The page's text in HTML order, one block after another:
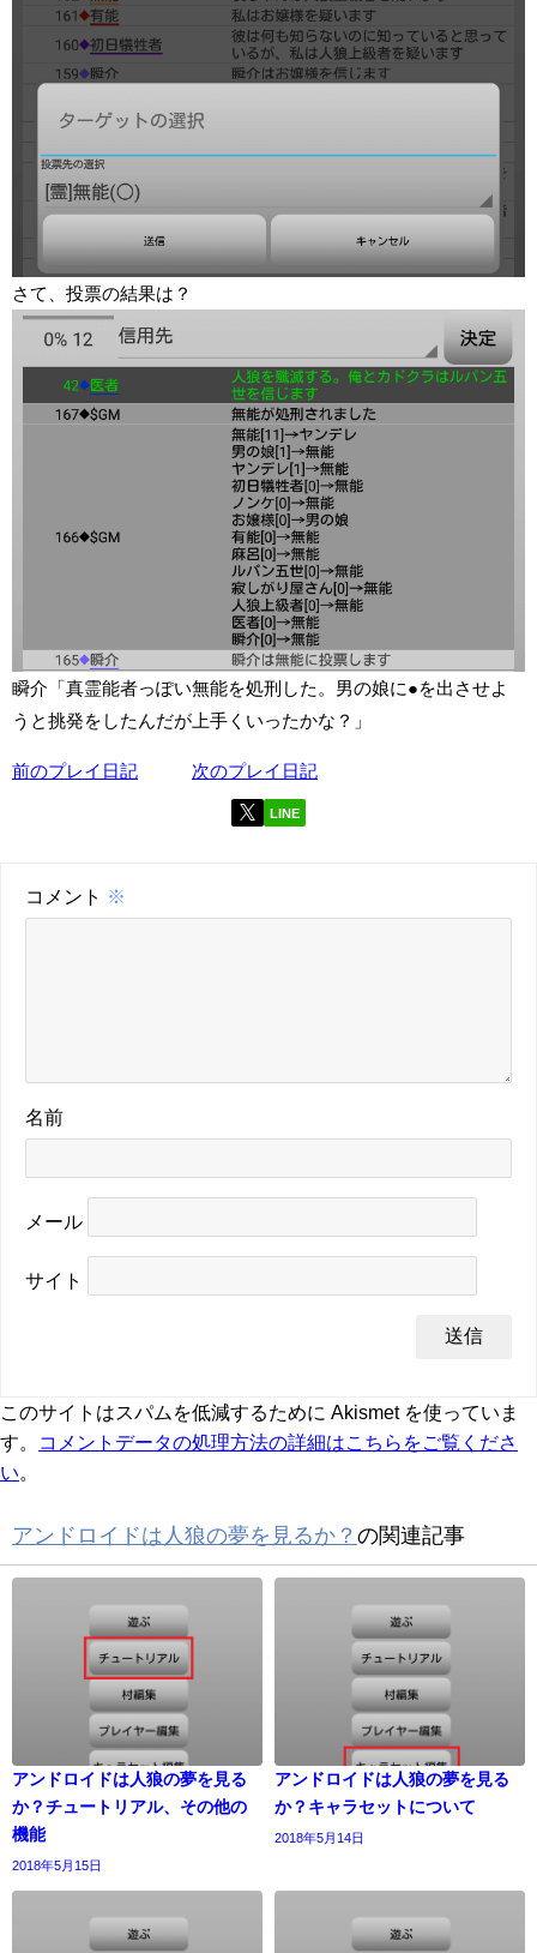
さて、投票の結果は？
瞬介「真霊能者っぽい無能を処刑した。男の娘に●を出させよ
うと挑発をしたんだが上手くいったかな？」
前のプレイ日記 次のプレイ日記
LINE
コメント ※
名前
メール
サイト
このサイトはスパムを低減するために Akismet を使っていま
す。
コメントデータの処理方法の詳細はこちらをご覧くださ
い。
アンドロイドは人狼の夢を見るか？ の関連記事
アンドロイドは人狼の夢を見る
か？チュートリアル、その他の
機能
2018年5月15日
アンドロイドは人狼の夢を見る
か？キャラセットについて
2018年5月14日